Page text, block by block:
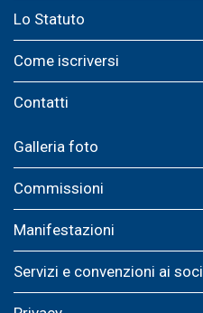
Lo Statuto
Come iscriversi
Contatti
Galleria foto
Commissioni
Manifestazioni
Servizi e convenzioni ai soci